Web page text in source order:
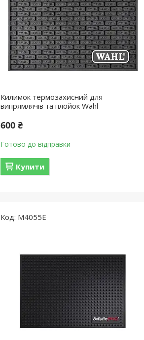
Килимок термозахисний для
випрямлячів та плойок Wahl
600 ₴
Готово до відправки
Купити
M4055E